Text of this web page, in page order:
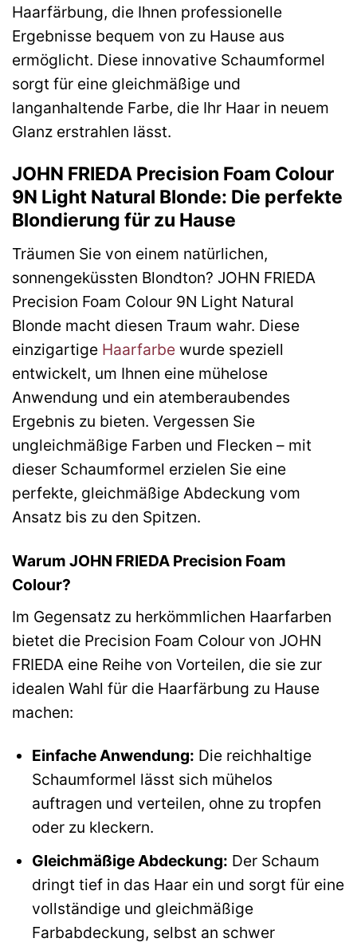
Haarfärbung, die Ihnen professionelle
Ergebnisse bequem von zu Hause aus
ermöglicht. Diese innovative Schaumformel
sorgt für eine gleichmäßige und
langanhaltende Farbe, die Ihr Haar in neuem
Glanz erstrahlen lässt.
JOHN FRIEDA Precision Foam Colour
9N Light Natural Blonde: Die perfekte
Blondierung für zu Hause
Träumen Sie von einem natürlichen,
sonnengeküssten Blondton? JOHN FRIEDA
Precision Foam Colour 9N Light Natural
Blonde macht diesen Traum wahr. Diese
einzigartige Haarfarbe wurde speziell
entwickelt, um Ihnen eine mühelose
Anwendung und ein atemberaubendes
Ergebnis zu bieten. Vergessen Sie
ungleichmäßige Farben und Flecken – mit
dieser Schaumformel erzielen Sie eine
perfekte, gleichmäßige Abdeckung vom
Ansatz bis zu den Spitzen.
Warum JOHN FRIEDA Precision Foam
Colour?
Im Gegensatz zu herkömmlichen Haarfarben
bietet die Precision Foam Colour von JOHN
FRIEDA eine Reihe von Vorteilen, die sie zur
idealen Wahl für die Haarfärbung zu Hause
machen:
Einfache Anwendung: Die reichhaltige
Schaumformel lässt sich mühelos
auftragen und verteilen, ohne zu tropfen
oder zu kleckern.
Gleichmäßige Abdeckung: Der Schaum
dringt tief in das Haar ein und sorgt für eine
vollständige und gleichmäßige
Farbabdeckung, selbst an schwer